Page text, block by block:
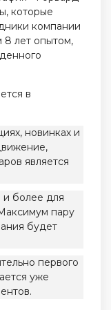
которые
компании
8 лет опытом,
в
новинках и
является
более для
пару
будет
первого
уже